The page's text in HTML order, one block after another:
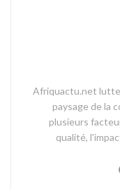
Afriquactu.net lutte
paysage de la
plusieurs
qualité,